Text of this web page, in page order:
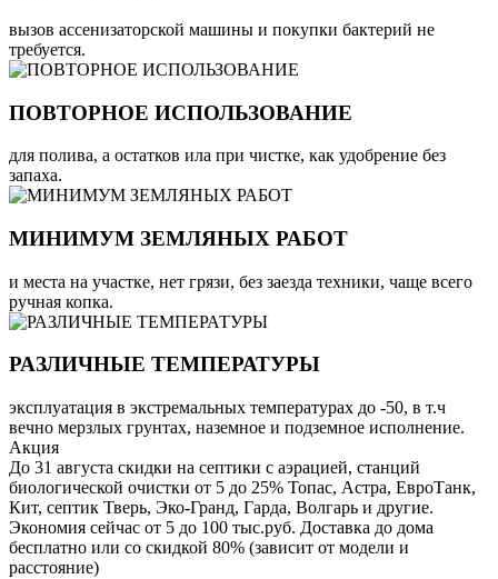
вызов ассенизаторской машины и покупки бактерий не
требуется.
ПОВТОРНОЕ ИСПОЛЬЗОВАНИЕ
для полива, а остатков ила при чистке, как удобрение без
запаха.
МИНИМУМ ЗЕМЛЯНЫХ РАБОТ
и места на участке, нет грязи, без заезда техники, чаще всего
ручная копка.
РАЗЛИЧНЫЕ ТЕМПЕРАТУРЫ
эксплуатация в экстремальных температурах до -50, в т.ч
вечно мерзлых грунтах, наземное и подземное исполнение.
Акция
До 31 августа скидки на септики с аэрацией, станций
биологической очистки от 5 до 25% Топас, Астра, ЕвроТанк,
Кит, септик Тверь, Эко-Гранд, Гарда, Волгарь и другие.
Экономия сейчас от 5 до 100 тыс.руб. Доставка до дома
бесплатно или со скидкой 80% (зависит от модели и
расстояние)